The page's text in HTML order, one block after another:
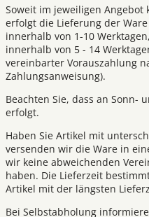
Soweit im jeweiligen Angebot
erfolgt die Lieferung der
innerhalb von 1-10
innerhalb von 5 - 14
vereinbarter Vorauszahlung
Zahlungsanweisung).
Beachten Sie, dass an Sonn-
erfolgt.
Haben Sie Artikel mit
versenden wir die Ware in
wir keine abweichenden
haben. Die Lieferzeit
Artikel mit der längsten
Bei Selbstabholung